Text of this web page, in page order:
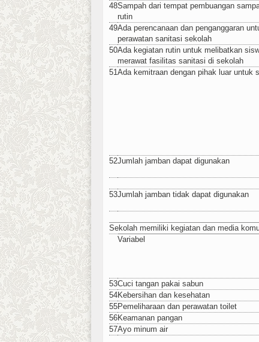
48Sampah dari tempat pembuangan
rutin
49Ada perencanaan dan penganggaran
perawatan sanitasi sekolah
50Ada kegiatan rutin untuk melibatkan
merawat fasilitas sanitasi di sekolah
51Ada kemitraan dengan pihak luar untuk
52Jumlah jamban dapat digunakan
53Jumlah jamban tidak dapat digunakan
Sekolah memiliki kegiatan dan media
Variabel
53Cuci tangan pakai sabun
54Kebersihan dan kesehatan
55Pemeliharaan dan perawatan toilet
56Keamanan pangan
57Ayo minum air